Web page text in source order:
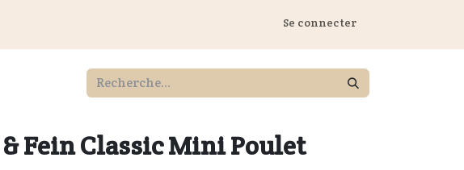
Se connecter
Fein Classic Mini Poulet